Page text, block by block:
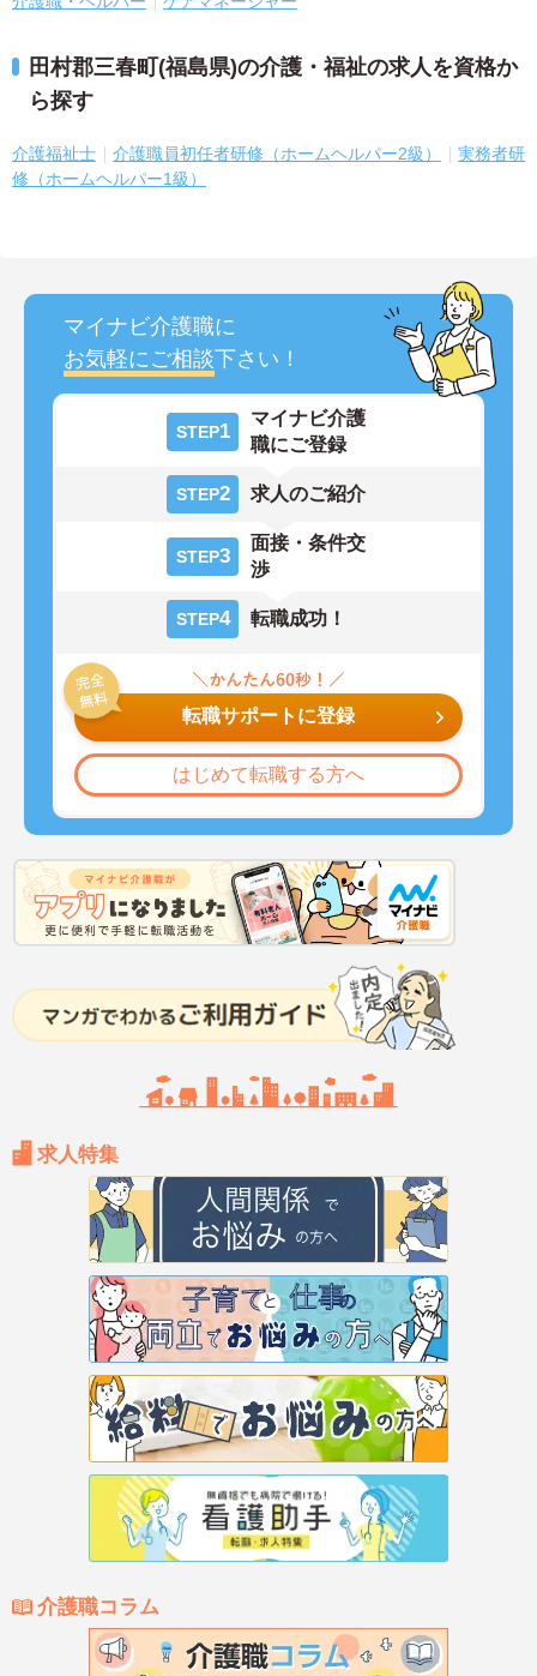
田村郡三春町(福島県)の介護・福祉の求人を資格か
ら探す
介護福祉士 介護職員初任者研修（ホームヘルパー2級）
実務者研
修（ホームヘルパー1級）
マイナビ介護職に
お気軽にご相談下さい！
STEP1
マイナビ介護
職にご登録
STEP2 求人のご紹介
STEP3
面接・条件交
渉
STEP4 転職成功！
転職サポートに登録
はじめて転職する方へ
求人特集
介護職コラム